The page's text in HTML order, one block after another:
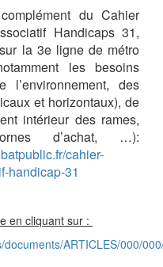
du Cahier
Handicaps 31,
la 3e ligne de métro
les besoins
l’environnement, des
et horizontaux), de
intérieur des rames,
d’achat, …):
cahier-
handicap-31
en cliquant sur :
ARTICLES/000/